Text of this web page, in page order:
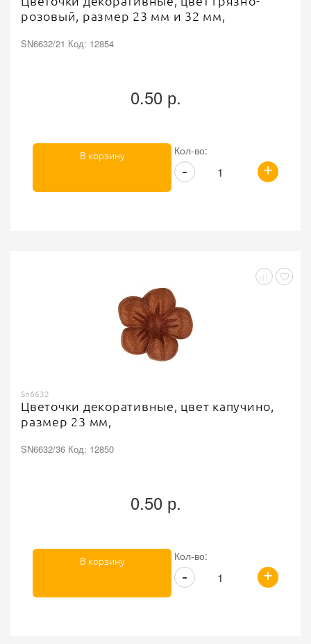
розовый, размер 23 мм и 32 мм,
SN6632/21 Код: 12854
0.50 р.
Кол-во:
+
-
В корзину
Sn6632
Цветочки декоративные, цвет капучино,
размер 23 мм,
SN6632/36 Код: 12850
0.50 р.
Кол-во:
+
-
В корзину